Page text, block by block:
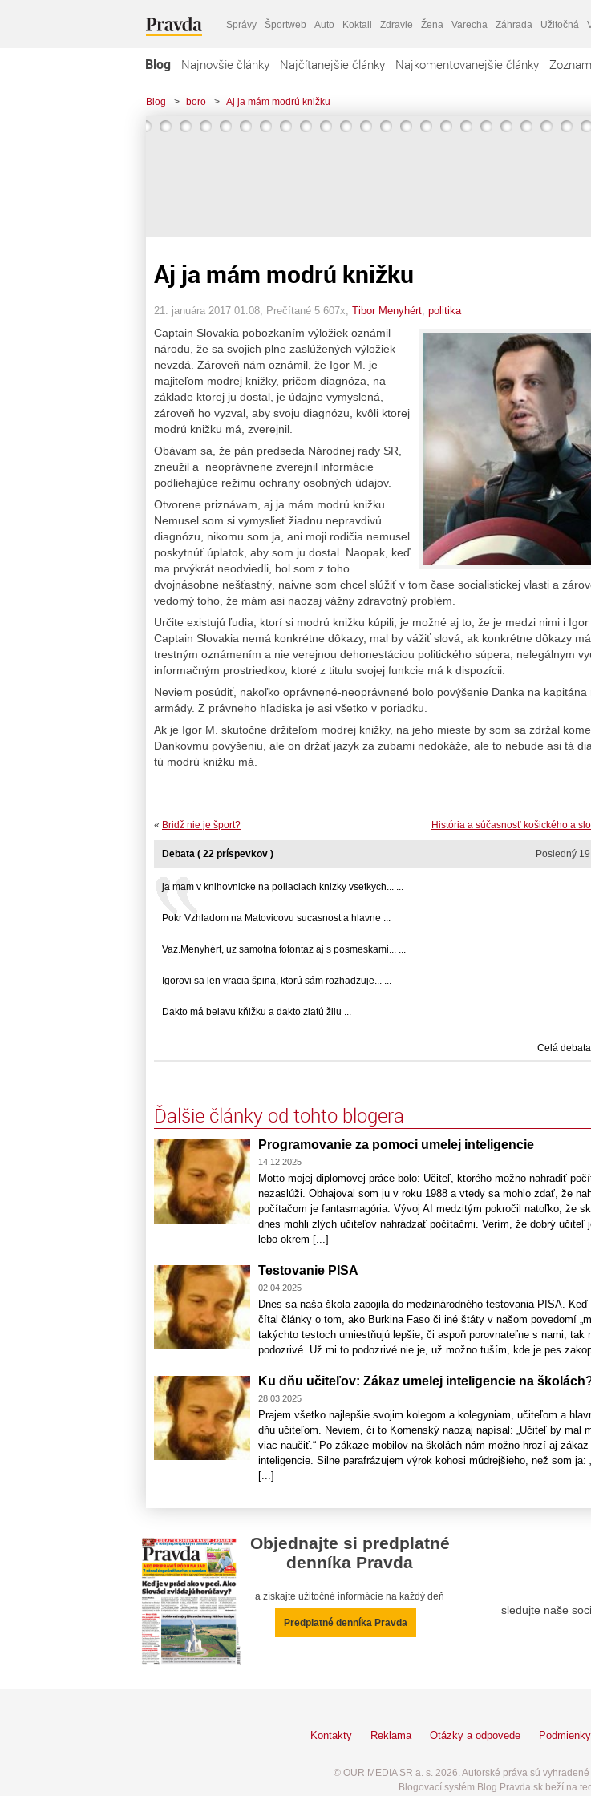
Správy Športweb Auto Koktail Zdravie Žena Varecha Záhrada Užitočná
Blog Najnovšie články Najčítanejšie články Najkomentovanejšie články
Blog > boro > Aj ja mám modrú knižku
Aj ja mám modrú knižku
21. januára 2017 01:08 , Prečítané 5 607x, Tibor Menyhért politika
Captain Slovakia pobozkaním výložiek oznámil
národu, že sa svojich plne zaslúžených výložiek
nevzdá. Zároveň nám oznámil, že Igor M. je
majiteľom modrej knižky, pričom diagnóza, na
základe ktorej ju dostal, je údajne vymyslená,
zároveň ho vyzval, aby svoju diagnózu, kvôli ktorej
modrú knižku má, zverejnil.
Obávam sa, že pán predseda Národnej rady SR,
zneužil a neoprávnene zverejnil informácie
podliehajúce režimu ochrany osobných údajov.
Otvorene priznávam, aj ja mám modrú knižku.
Nemusel som si vymyslieť žiadnu nepravdivú
diagnózu, nikomu som ja, ani moji rodičia nemusel
poskytnúť úplatok, aby som ju dostal. Naopak, keď
ma prvýkrát neodviedli, bol som z toho
dvojnásobne nešťastný, naivne som chcel slúžiť v tom čase socialistickej vlasti a
vedomý toho, že mám asi naozaj vážny zdravotný problém.
Určite existujú ľudia, ktorí si modrú knižku kúpili, je možné aj to, že je medzi nimi i
Captain Slovakia nemá konkrétne dôkazy, mal by vážiť slová, ak konkrétne dôkazy
trestným oznámením a nie verejnou dehonestáciou politického súpera, nelegálnym
informačným prostriedkov, ktoré z titulu svojej funkcie má k dispozícii.
Neviem posúdiť, nakoľko oprávnené-neoprávnené bolo povýšenie Danka na kapitána
armády. Z právneho hľadiska je asi všetko v poriadku.
Ak je Igor M. skutočne držiteľom modrej knižky, na jeho mieste by som sa zdržal
Dankovmu povýšeniu, ale on držať jazyk za zubami nedokáže, ale to nebude asi tá
tú modrú knižku má.
História a súčasnosť košického a
« Bridž nie je šport?
Posledný
Debata ( 22 príspevkov )
ja mam v knihovnicke na poliaciach knizky vsetkych... ...
Pokr Vzhladom na Matovicovu sucasnost a hlavne ...
Vaz.Menyhért, uz samotna fotontaz aj s posmeskami... ...
Igorovi sa len vracia špina, ktorú sám rozhadzuje... ...
Dakto má belavu kňižku a dakto zlatú žilu ...
Celá debata
Ďalšie články od tohto blogera
Programovanie za pomoci umelej inteligencie
14.12.2025
Motto mojej diplomovej práce bolo: Učiteľ, ktorého možno nahradiť
nezaslúži. Obhajoval som ju v roku 1988 a vtedy sa mohlo zdať, že
počítačom je fantasmagória. Vývoj AI medzitým pokročil natoľko, že
dnes mohli zlých učiteľov nahrádzať počítačmi. Verím, že dobrý učiteľ
lebo okrem [...]
Testovanie PISA
02.04.2025
Dnes sa naša škola zapojila do medzinárodného testovania PISA.
čítal články o tom, ako Burkina Faso či iné štáty v našom povedomí
takýchto testoch umiestňujú lepšie, či aspoň porovnateľne s nami, tak
podozrivé. Už mi to podozrivé nie je, už možno tuším, kde je pes
Ku dňu učiteľov: Zákaz umelej inteligencie na
28.03.2025
Prajem všetko najlepšie svojim kolegom a kolegyniam, učiteľom a
dňu učiteľom. Neviem, či to Komenský naozaj napísal: „Učiteľ by mal
viac naučiť.“ Po zákaze mobilov na školách nám možno hrozí aj zákaz
inteligencie. Silne parafrázujem výrok kohosi múdrejšieho, než som ja:
[...]
Objednajte si predplatné
denníka Pravda
a získajte užitočné informácie na každý deň
Predplatné denníka Pravda
sledujte naše
Kontakty Reklama Otázky a odpovede
© OUR MEDIA SR a. s. 2026. Autorské práva sú
Blogovací systém Blog.Pravda.sk beží na